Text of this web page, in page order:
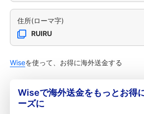
住所(ローマ字)
RUIRU
Wiseを使って、お得に海外送金する
Wiseで海外送金をもっとお得
ーズに